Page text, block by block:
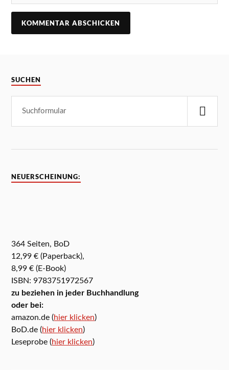
SUCHEN
NEUERSCHEINUNG:
364 Seiten, BoD
12,99 € (Paperback),
8,99 € (E-Book)
ISBN: 9783751972567
zu beziehen in jeder Buchhandlung
oder bei:
amazon.de (hier klicken)
BoD.de (hier klicken)
Leseprobe (hier klicken)